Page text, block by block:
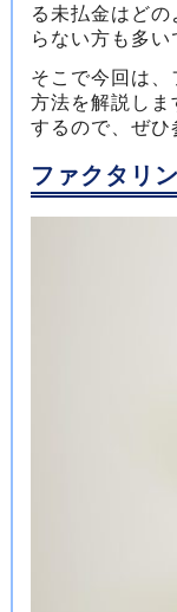
る未払金はど
らない方も多い
そこで今回は
方法を解説しま
するので、ぜひ
ファクタリ